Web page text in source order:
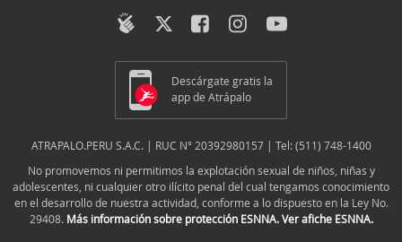
Descárgate gratis la
app de Atrápalo
ATRAPALO.PERU S.A.C. | RUC N° 20392980157 | Tel: (511) 748-1400
No promovemos ni permitimos la explotación sexual de niños, niñas y
adolescentes, ni cualquier otro ilícito penal del cual tengamos conocimiento
en el desarrollo de nuestra actividad, conforme a lo dispuesto en la Ley No.
29408. Más información sobre protección ESNNA. Ver afiche ESNNA.